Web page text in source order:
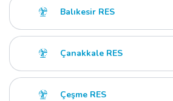
Balıkesir RES
Çanakkale RES
Çeşme RES